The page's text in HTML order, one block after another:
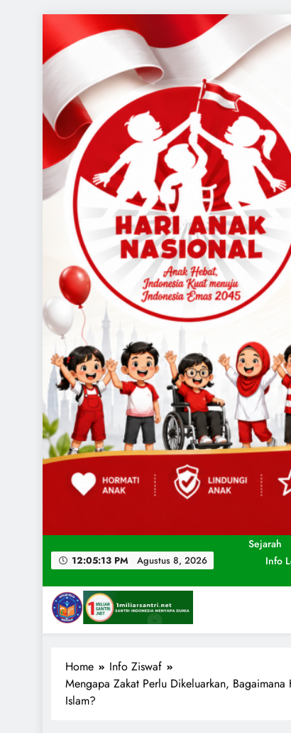
12:05:15 PM Agustus 8, 2026
Sejarah
Info
1miliarsantri.net
Home
Info Ziswaf
Mengapa Zakat Perlu Dikeluarkan, Bagaimana
Islam?